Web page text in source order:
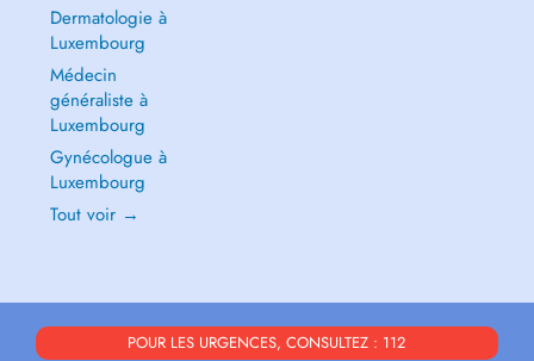
Dermatologie à
Luxembourg
Médecin
généraliste à
Luxembourg
Gynécologue à
Luxembourg
Tout voir →
POUR LES URGENCES, CONSULTEZ : 112